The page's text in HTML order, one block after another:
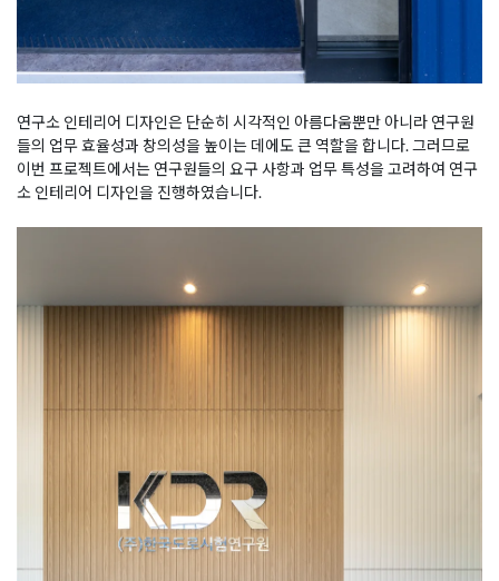
연구소 인테리어 디자인은 단순히 시각적인 아름다움뿐만 아니라 연구원
들의 업무 효율성과 창의성을 높이는 데에도 큰 역할을 합니다. 그러므로
이번 프로젝트에서는 연구원들의 요구 사항과 업무 특성을 고려하여 연구
소 인테리어 디자인을 진행하였습니다.